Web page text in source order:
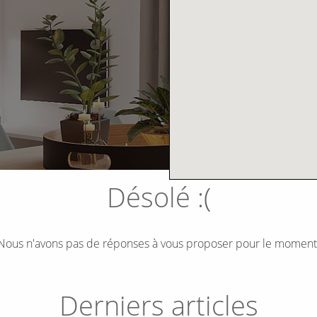
Désolé :(
n'avons pas de réponses à vous proposer pour le
Derniers articles